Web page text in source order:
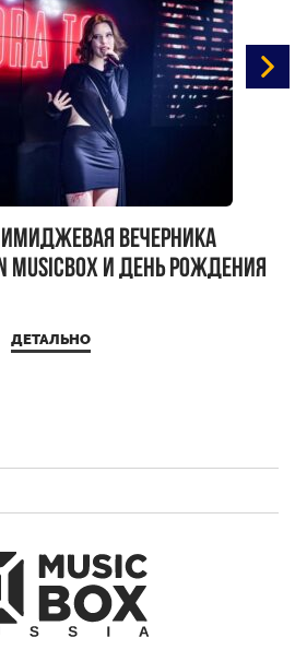
имиджевая вечерника
MUSICBOX и день рождения
ДЕТАЛЬНО